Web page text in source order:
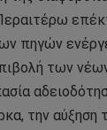
πηγών
των
την αύξηση